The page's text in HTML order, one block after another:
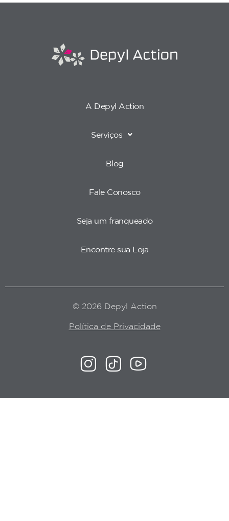
A Depyl Action
Serviços
Blog
Fale Conosco
Seja um franqueado
Encontre sua Loja
© 2026 Depyl Action
Política de Privacidade